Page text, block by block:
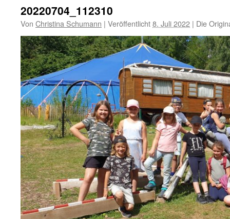
20220704_112310
Von Christina Schumann | Veröffentlicht8. Juli 2022 | Die